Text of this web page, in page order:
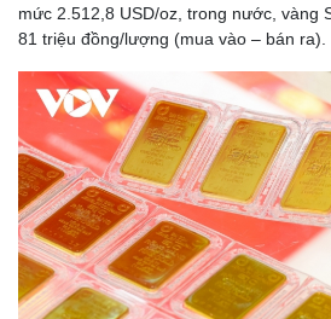
mức 2.512,8 USD/oz, trong nước, vàng
81 triệu đồng/lượng (mua vào – bán ra).